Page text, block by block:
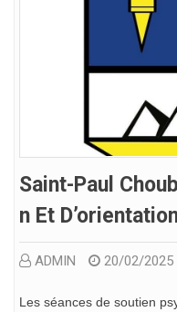
Saint-Paul
N Et
ADMIN 20/02/2025
Les séances de soutien